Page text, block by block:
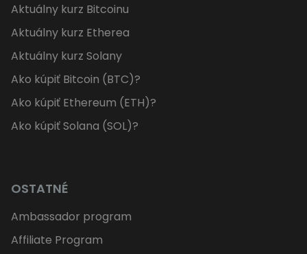
Aktuálny kurz Bitcoinu
Aktuálny kurz Etherea
Aktuálny kurz Solany
Ako kúpiť Bitcoin (BTC)?
Ako kúpiť Ethereum (ETH)?
Ako kúpiť Solana (SOL)?
OSTATNÉ
Ambassador program
Affiliate Program